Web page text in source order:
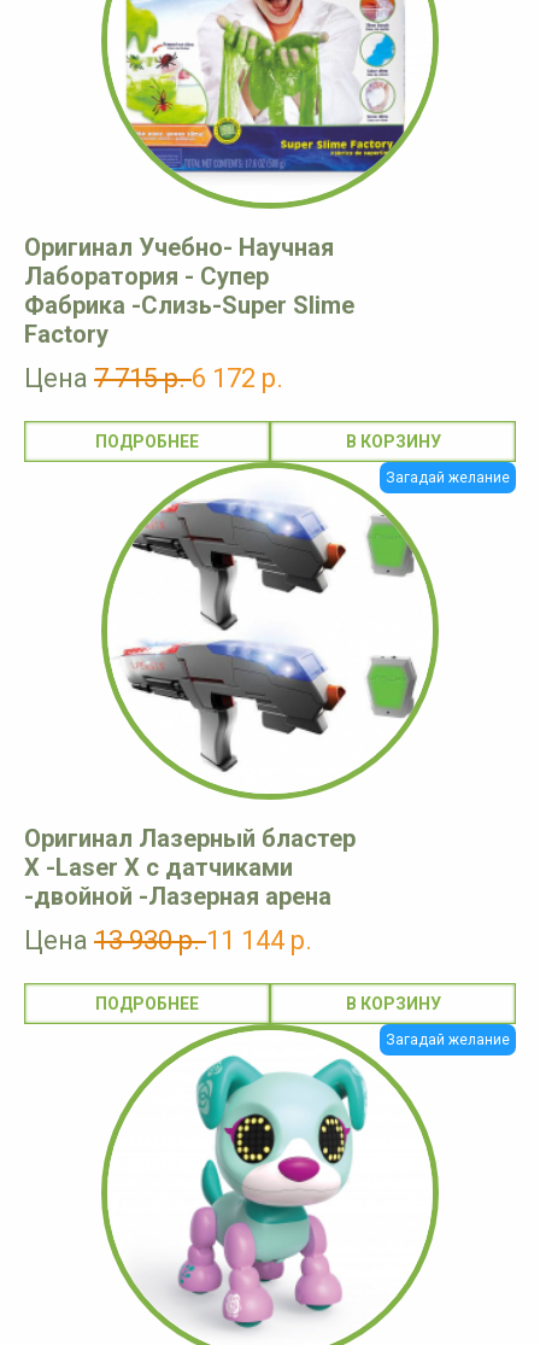
Оригинал Учебно- Научная
Лаборатория - Супер
Фабрика -Слизь-Super Slime
Factory
Цена 7 715 р.6 172 р.
ПОДРОБНЕЕ
Загадай желание
Оригинал Лазерный бластер
X -Laser X с датчиками
-двойной -Лазерная арена
Цена 13 930 р.11 144 р.
ПОДРОБНЕЕ
Загадай желание